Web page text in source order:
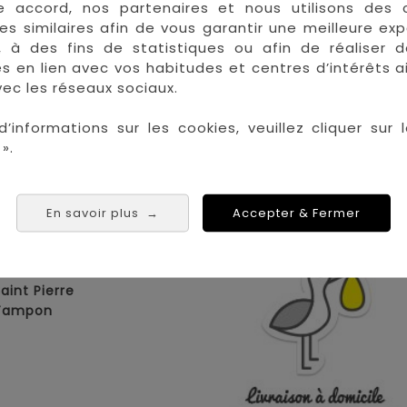
accord, nos partenaires et nous utilisons des
similaires afin de vous garantir une meilleure
à des fins de statistiques ou afin de réaliser
en lien avec vos habitudes et centres d’intérêts
les réseaux sociaux.
sur les cookies, veuillez cliquer sur
En savoir plus → Accepter & Fermer
mathémathiques pour retrouver la tablette perdue
problèmes, Reconnaissance des animaux, Additions
les plus grandes marques de puériculture
Réunion : Achat
Pierre